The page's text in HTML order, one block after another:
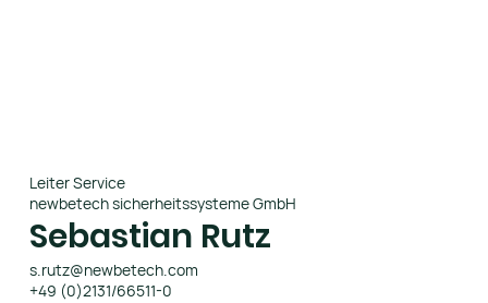
Leiter Service
newbetech sicherheitssysteme GmbH
Sebastian Rutz
s.rutz@newbetech.com
+49 (0)2131/66511-0